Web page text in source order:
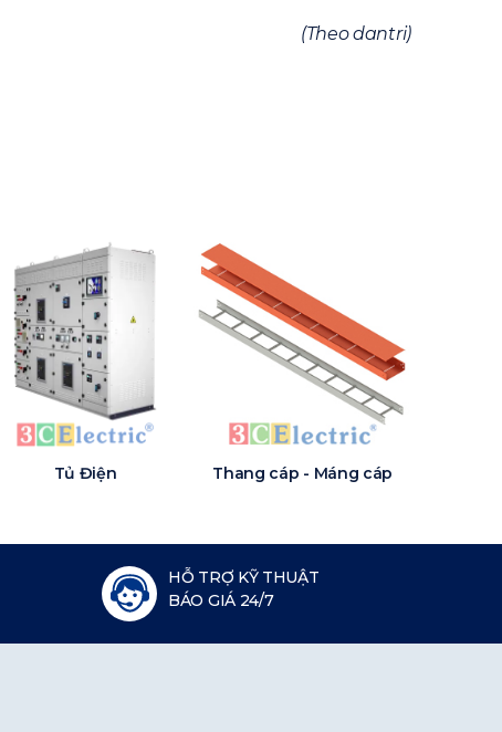
(Theo dantri)
Tủ Điện Thang cáp - Máng cáp
HỖ TRỢ KỸ THUẬT
BÁO GIÁ 24/7